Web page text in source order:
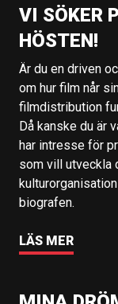
VI SÖKER
HÖSTEN!
Är du en driven
om hur film når
filmdistribution
Då kanske du är
har intresse för
som vill utveckla
biografen.
LÄS MER